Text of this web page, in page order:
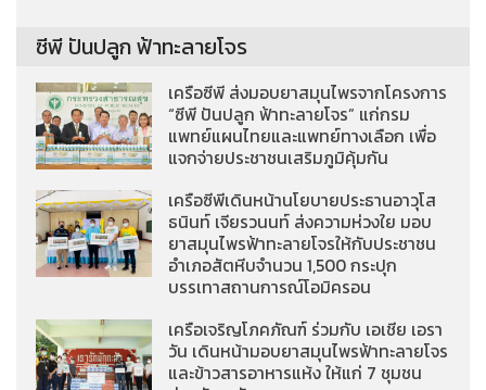
ซีพี ปันปลูก ฟ้าทะลายโจร
เครือซีพี ส่งมอบยาสมุนไพรจากโครงการ
“ซีพี ปันปลูก ฟ้าทะลายโจร” แก่กรม
แพทย์แผนไทยและแพทย์ทางเลือก เพื่อ
แจกจ่ายประชาชนเสริมภูมิคุ้มกัน
เครือซีพีเดินหน้านโยบายประธานอาวุโส
ธนินท์ เจียรวนนท์ ส่งความห่วงใย มอบ
ยาสมุนไพรฟ้าทะลายโจรให้กับประชาชน
อำเภอสัตหีบจำนวน 1,500 กระปุก
บรรเทาสถานการณ์โอมิครอน
เครือเจริญโภคภัณฑ์ ร่วมกับ เอเชีย เอรา
วัน เดินหน้ามอบยาสมุนไพรฟ้าทะลายโจร
และข้าวสารอาหารแห้ง ให้แก่ 7 ชุมชน